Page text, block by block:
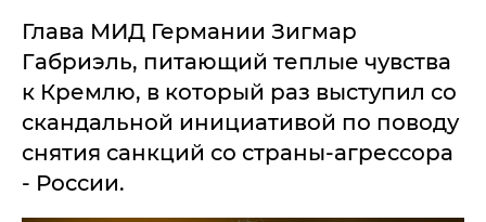
Глава МИД Германии Зигмар
Габриэль, питающий теплые чувства
к Кремлю, в который раз выступил со
скандальной инициативой по поводу
снятия санкций со страны-агрессора
- России.